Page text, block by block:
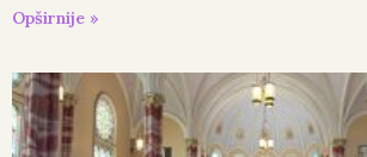
Opširnije »